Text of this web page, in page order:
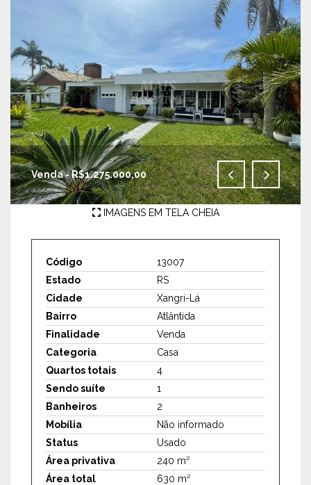
Venda - R$1.275.000,00
IMAGENS EM TELA CHEIA
Código
13007
Estado
RS
Cidade
Xangri-Lá
Bairro
Atlântida
Finalidade
Venda
Categoria
Casa
Quartos totais
4
Sendo suíte
1
Banheiros
2
Mobília
Não informado
Status
Usado
Área privativa
240 m²
Área total
630 m²